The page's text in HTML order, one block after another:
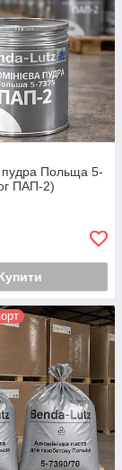
пудра Польща 5-
ПАП-2)